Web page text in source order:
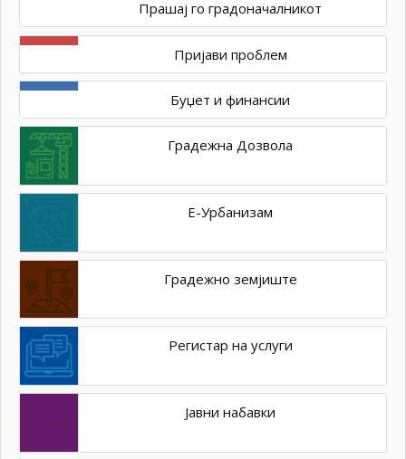
Прашај го градоначалникот
Пријави проблем
Буџет и финансии
Градежна Дозвола
Е-Урбанизам
Градежно земјиште
Регистар на услуги
Јавни набавки